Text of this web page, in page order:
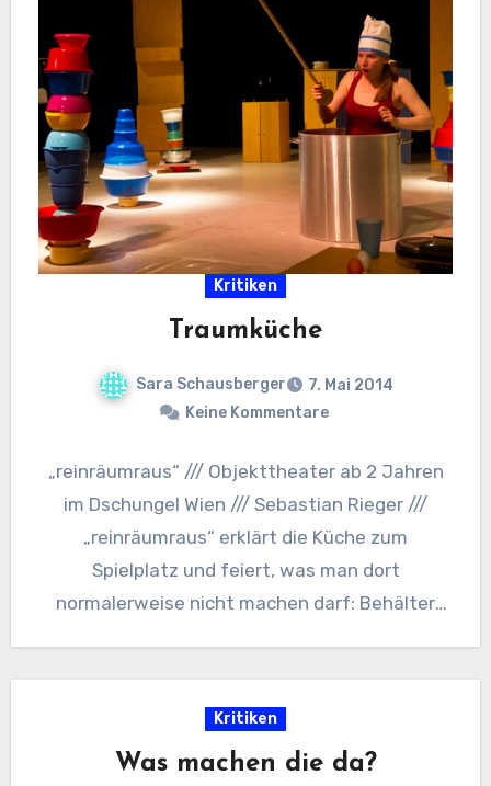
Kritiken
Traumküche
Sara Schausberger
7. Mai 2014
Keine Kommentare
„reinräumraus“ /// Objekttheater ab 2 Jahren
im Dschungel Wien /// Sebastian Rieger ///
„reinräumraus“ erklärt die Küche zum
Spielplatz und feiert, was man dort
normalerweise nicht machen darf: Behälter
Kritiken
Was machen die da?